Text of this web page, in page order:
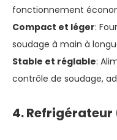
fonctionnement
Compact et léger:
soudage à main à
Stable et réglable:
contrôle de soudage,
4. Refrigérateur